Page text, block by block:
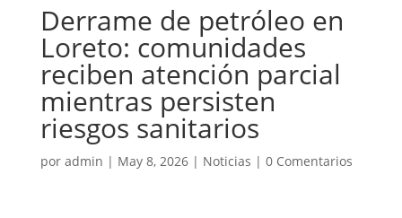
Derrame de petróleo en
Loreto: comunidades
reciben atención parcial
mientras persisten
riesgos sanitarios
por admin | May 8, 2026| Noticias | 0 Comentarios